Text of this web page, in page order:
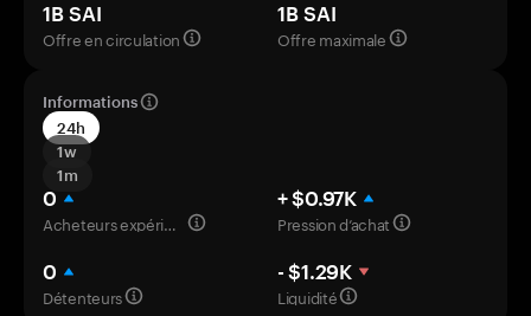
1B SAI
Offre en circulation
1B SAI
Offre maximale
Informations
24h
1w
1m
0
Acheteurs expérimentés
+ $0.97K
Pression d’achat
0
Détenteurs
- $1.29K
Liquidité